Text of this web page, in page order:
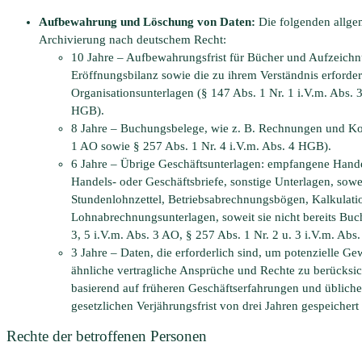
Aufbewahrung und Löschung von Daten: Die folgenden
Archivierung nach deutschem Recht:
10 Jahre – Aufbewahrungsfrist für Bücher und
Eröffnungsbilanz sowie die zu ihrem Verständnis
Organisationsunterlagen (§ 147 Abs. 1 Nr. 1 i.V.m.
HGB).
8 Jahre – Buchungsbelege, wie z. B. Rechnungen und
1 AO sowie § 257 Abs. 1 Nr. 4 i.V.m. Abs. 4 HGB).
6 Jahre – Übrige Geschäftsunterlagen: empfangene
Handels- oder Geschäftsbriefe, sonstige Unterlagen,
Stundenlohnzettel, Betriebsabrechnungsbögen,
Lohnabrechnungsunterlagen, soweit sie nicht bereits
3, 5 i.V.m. Abs. 3 AO, § 257 Abs. 1 Nr. 2 u. 3 i.V.m.
3 Jahre – Daten, die erforderlich sind, um potenzielle
ähnliche vertragliche Ansprüche und Rechte zu
basierend auf früheren Geschäftserfahrungen und
gesetzlichen Verjährungsfrist von drei Jahren
Rechte der betroffenen Personen